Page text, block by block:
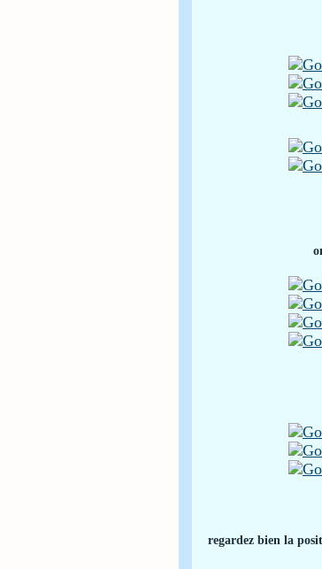
regardez bien la